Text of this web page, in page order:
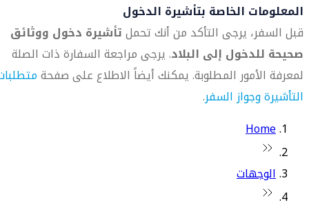
المعلومات الخاصة بتأشيرة الدخول
قبل السفر، يرجى التأكد من أنك تحملتأشيرة دخول ووثائق
صحيحة للدخول إلى البلاد. يرجى مراجعة السفارة ذات الصلة
لمعرفة الأمور المطلوبة. يمكنك أيضاً الاطلاع على صفحة
التأشيرة وجواز السفر.
Home
الوجهات